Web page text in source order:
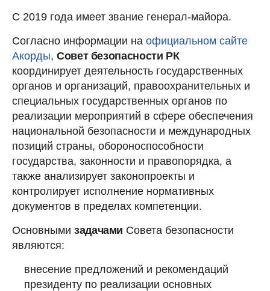
С 2019 года имеет звание генерал-майора.
Согласно информации на официальном сайте
Акорды, Совет безопасности РК
координирует деятельность государственных
органов и организаций, правоохранительных и
специальных государственных органов по
реализации мероприятий в сфере обеспечения
национальной безопасности и международных
позиций страны, обороноспособности
государства, законности и правопорядка, а
также анализирует законопроекты и
контролирует исполнение нормативных
документов в пределах компетенции.
Основными задачами Совета безопасности
являются:
внесение предложений и рекомендаций
президенту по реализации основных